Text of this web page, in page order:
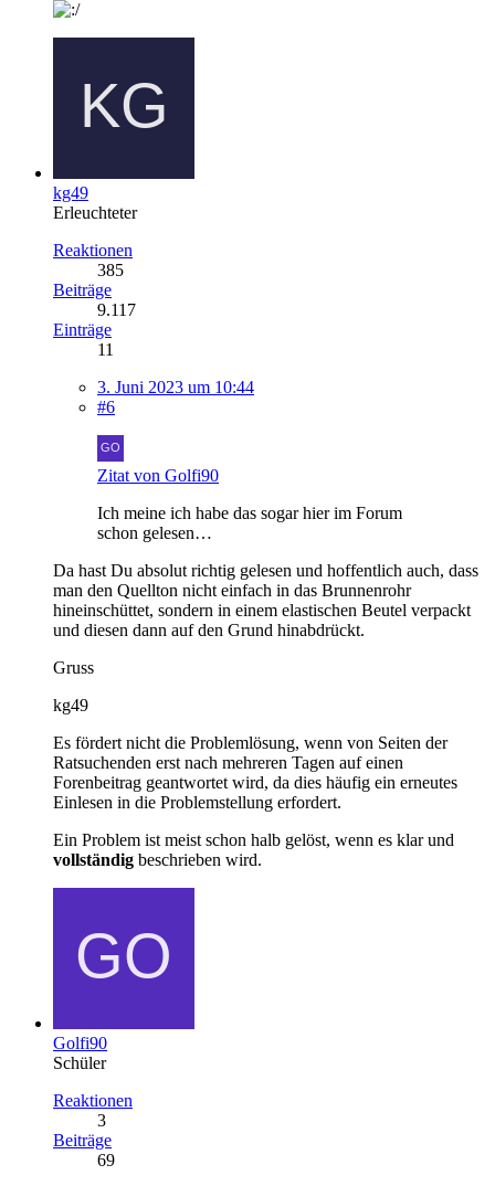
kg49
Erleuchteter
Reaktionen
385
Beiträge
9.117
Einträge
11
3. Juni 2023 um 10:44
#6
Zitat von Golfi90
Ich meine ich habe das sogar hier im Forum
schon gelesen…
Da hast Du absolut richtig gelesen und hoffentlich auch, dass
man den Quellton nicht einfach in das Brunnenrohr
hineinschüttet, sondern in einem elastischen Beutel verpackt
und diesen dann auf den Grund hinabdrückt.
Gruss
kg49
Es fördert nicht die Problemlösung, wenn von Seiten der
Ratsuchenden erst nach mehreren Tagen auf einen
Forenbeitrag geantwortet wird, da dies häufig ein erneutes
Einlesen in die Problemstellung erfordert.
Ein Problem ist meist schon halb gelöst, wenn es klar und
vollständig beschrieben wird.
Golfi90
Schüler
Reaktionen
3
Beiträge
69